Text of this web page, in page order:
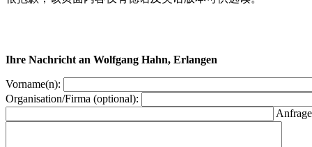
Ihre Nachricht an Wolfgang Hahn, Erlangen
Vorname(n):
Organisation/Firma (optional):